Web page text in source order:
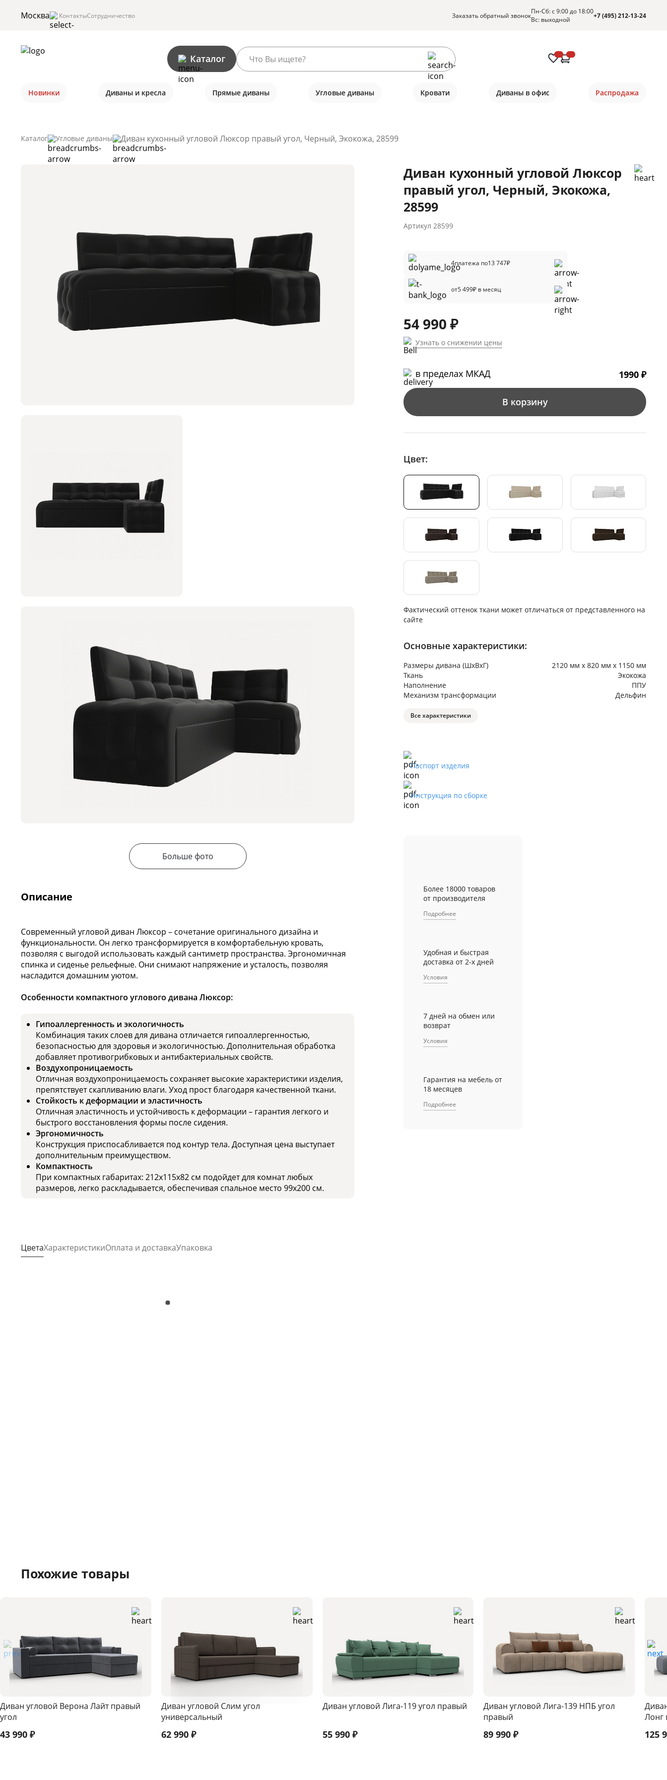
Москва КонтактыСотрудничество Заказать обратный звонокПн-Сб: с 9:00 до 18:00
Вс: выходной
+7 (495) 212-13-24
Каталог
Новинки Диваны и кресла Прямые диваны Угловые диваны Кровати Диваны в офис Распродажа
Каталог Угловые диваны Диван кухонный угловой Люксор правый угол, Черный, Экокожа, 28599
Больше фото
Описание
Современный угловой диван Люксор – сочетание оригинального дизайна и
функциональности. Он легко трансформируется в комфортабельную кровать,
позволяя с выгодой использовать каждый сантиметр пространства. Эргономичная
спинка и сиденье рельефные. Они снимают напряжение и усталость, позволяя
насладится домашним уютом.
Особенности компактного углового дивана Люксор:
Гипоаллергенность и экологичность
Комбинация таких слоев для дивана отличается гипоаллергенностью,
безопасностью для здоровья и экологичностью. Дополнительная обработка
добавляет противогрибковых и антибактериальных свойств.
Воздухопроницаемость
Отличная воздухопроницаемость сохраняет высокие характеристики изделия,
препятствует скапливанию влаги. Уход прост благодаря качественной ткани.
Стойкость к деформации и эластичность
Отличная эластичность и устойчивость к деформации – гарантия легкого и
быстрого восстановления формы после сидения.
Эргономичность
Конструкция приспосабливается под контур тела. Доступная цена выступает
дополнительным преимуществом.
Компактность
При компактных габаритах: 212x115x82 см подойдет для комнат любых
размеров, легко раскладывается, обеспечивая спальное место 99x200 см.
ЦветаХарактеристикиОплата и доставкаУпаковка
Диван кухонный угловой Люксор
правый угол, Черный, Экокожа,
28599
Артикул 28599
4платежа по13 747₽
от5 499₽ в месяц
54 990 ₽
Узнать о снижении цены
в пределах МКАД 1990 ₽
В корзину
Цвет:
Фактический оттенок ткани может отличаться от представленного на
сайте
Основные характеристики:
Размеры дивана (ШхВхГ)
2120 мм х 820 мм х 1150 мм
Ткань
Экокожа
Наполнение
ППУ
Механизм трансформации
Дельфин
Все характеристики
Паспорт изделия
Инструкция по сборке
Более 18000 товаров
от производителя
Подробнее
Удобная и быстрая
доставка от 2-х дней
Условия
7 дней на обмен или
возврат
Условия
Гарантия на мебель от
18 месяцев
Подробнее
Похожие товары
Диван угловой Верона Лайт правый
угол
43 990 ₽
Диван угловой Слим угол
универсальный
62 990₽
Диван угловой Лига-119 угол правый
55 990₽
Диван угловой Лига-139 НПБ угол
правый
89 990 ₽
Лонг
125